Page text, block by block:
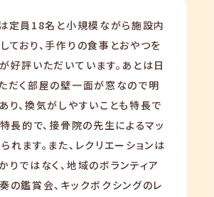
定員18名と小規模ながら施設内
ており、手作りの食事とおやつを
好評いただいています。あとは日
だく部屋の壁一面が窓なので明
り、換気がしやすいことも特長で
特長的で、接骨院の先生によるマッ
れます。また、レクリエーションは
りではなく、地域のボランティア
の鑑賞会、キックボクシングのレ